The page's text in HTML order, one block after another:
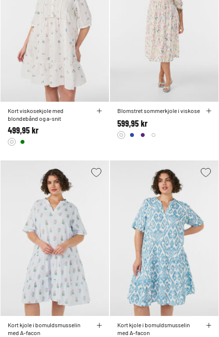
Kort viskosekjole med
blondebånd og a-snit
499,95 kr
Blomstret sommerkjole i viskose
599,95 kr
Kort kjole i bomuldsmusselin
med A-facon
Kort kjole i bomuldsmusselin
med A-facon